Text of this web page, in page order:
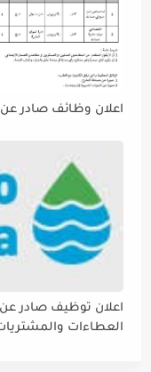
اعلان وظائف صادر عن
اعلان توظيف صادر عن
العطاءات